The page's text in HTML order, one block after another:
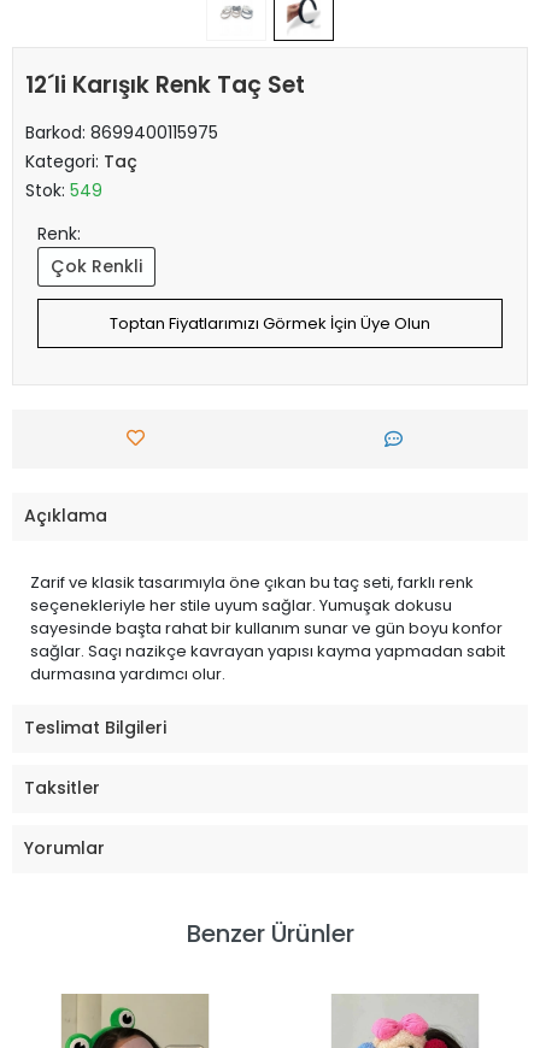
12´li Karışık Renk Taç Set
Barkod: 8699400115975
Kategori: Taç
Stok: 549
Renk:
Çok Renkli
Toptan Fiyatlarımızı Görmek İçin Üye Olun
Açıklama
Zarif ve klasik tasarımıyla öne çıkan bu taç seti, farklı renk
seçenekleriyle her stile uyum sağlar. Yumuşak dokusu
sayesinde başta rahat bir kullanım sunar ve gün boyu konfor
sağlar. Saçı nazikçe kavrayan yapısı kayma yapmadan sabit
durmasına yardımcı olur.
Teslimat Bilgileri
Taksitler
Yorumlar
Benzer Ürünler